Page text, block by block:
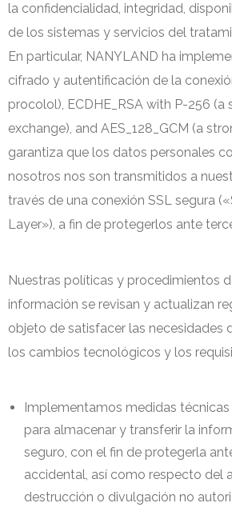
la confidencialidad, integridad,
de los sistemas y servicios del
En particular, NANYLAND ha
cifrado y autentificación de la
procolol), ECDHE_RSA with P-256 (a
exchange), and AES_128_GCM (a
garantiza que los datos personales
nosotros nos son transmitidos a
través de una conexión SSL segura
Layer»), a fin de protegerlos ante
Nuestras políticas y procedimientos
información se revisan y actualizan
objeto de satisfacer las necesidades
los cambios tecnológicos y los
Implementamos medidas
para almacenar y transferir la
seguro, con el fin de protegerla
accidental, así como respecto del
destrucción o divulgación no